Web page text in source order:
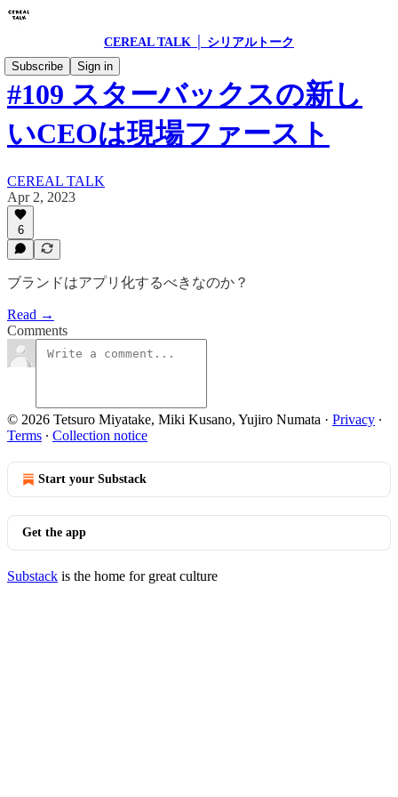
CEREAL TALK │ シリアルトーク
Subscribe
Sign in
#109 スターバックスの新し
いCEOは現場ファースト
CEREAL TALK
Apr 2, 2023
6
ブランドはアプリ化するべきなのか？
Read →
Comments
© 2026 Tetsuro Miyatake, Miki Kusano, Yujiro Numata · Privacy ∙
Terms ∙ Collection notice
Start your Substack
Get the app
Substack is the home for great culture